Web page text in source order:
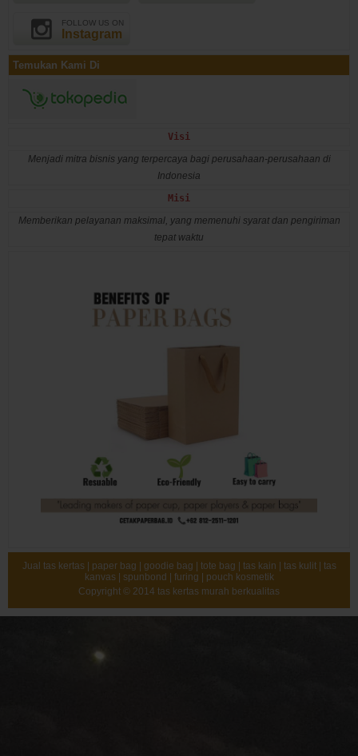
FOLLOW US ON
Instagram
Temukan Kami Di
Visi
Menjadi mitra bisnis yang terpercaya bagi perusahaan-perusahaan di
Indonesia
Misi
Memberikan pelayanan maksimal, yang memenuhi syarat dan pengiriman
tepat waktu
Jual tas kertas | paper bag | goodie bag | tote bag | tas kain | tas kulit | tas
kanvas | spunbond | furing | pouch kosmetik
Copyright © 2014 tas kertas murah berkualitas